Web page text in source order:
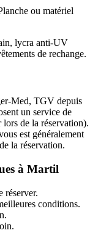
ou matériel
lycra anti-UV
de rechange.
Med, TGV depuis
un service de
de la réservation).
est généralement
la réservation.
à Martil
réserver.
conditions.